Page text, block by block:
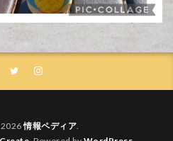
2026情報ペディア.